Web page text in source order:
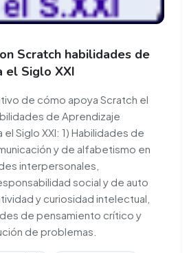
Scratch habilidades de
el Siglo XXI
de cómo apoya Scratch el
de Aprendizaje
Siglo XXI: 1) Habilidades de
y de alfabetismo en
interpersonales,
social y de auto
y curiosidad intelectual,
de pensamiento crítico y
de problemas.